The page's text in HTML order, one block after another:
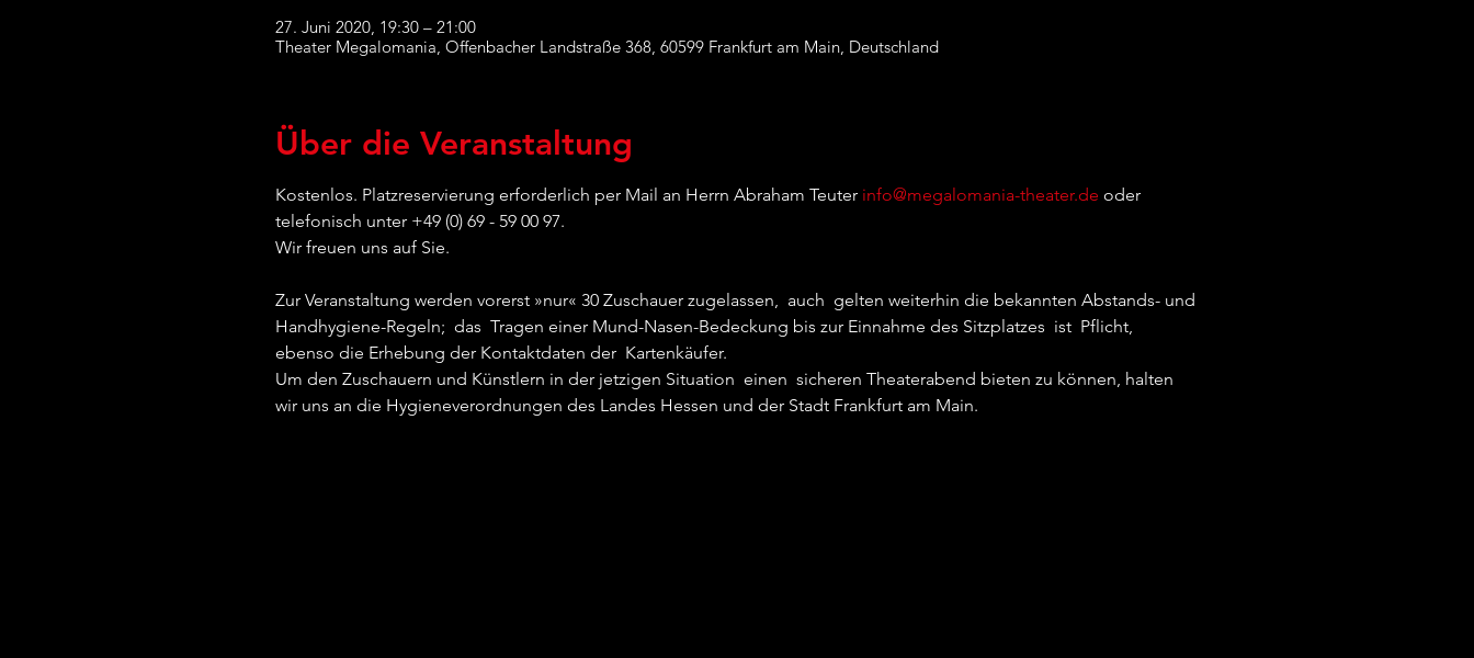
27. Juni 2020, 19:30 – 21:00
Theater Megalomania, Offenbacher Landstraße 368, 60599 Frankfurt am Main, Deutschland
Über die Veranstaltung
Kostenlos. Platzreservierung erforderlich per Mail an Herrn Abraham Teuter info@megalomania-theater.de oder
telefonisch unter +49 (0) 69 - 59 00 97.
Wir freuen uns auf Sie.
Zur Veranstaltung werden vorerst »nur« 30 Zuschauer zugelassen,  auch  gelten weiterhin die bekannten Abstands- und
Handhygiene-Regeln;  das  Tragen einer Mund-Nasen-Bedeckung bis zur Einnahme des Sitzplatzes  ist  Pflicht,
ebenso die Erhebung der Kontaktdaten der  Kartenkäufer.
Um den Zuschauern und Künstlern in der jetzigen Situation  einen  sicheren Theaterabend bieten zu können, halten
wir uns an die Hygieneverordnungen des Landes Hessen und der Stadt Frankfurt am Main.